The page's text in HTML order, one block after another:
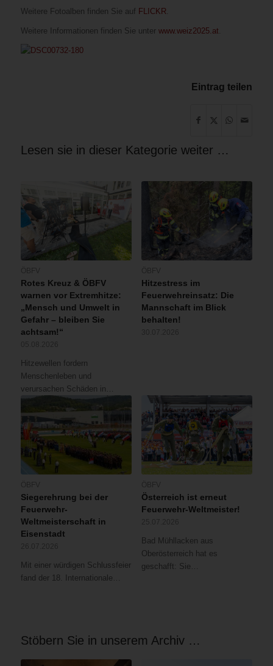
Weitere Fotoalben finden Sie auf FLICKR.
Weitere Informationen finden Sie unter www.weiz2025.at.
Eintrag teilen
Lesen sie in dieser Kategorie weiter …
Rotes Kreuz & ÖBFV
warnen vor Extremhitze:
„Mensch und Umwelt in
Gefahr – bleiben Sie
achtsam!“
Hitzewellen fordern
Menschenleben und
verursachen Schäden in…
Hitzestress im
Feuerwehreinsatz: Die
Mannschaft im Blick
behalten!
Siegerehrung bei der
Feuerwehr-
Weltmeisterschaft in
Eisenstadt
Mit einer würdigen Schlussfeier
fand der 18. Internationale…
Österreich ist erneut
Feuerwehr-Weltmeister!
Bad Mühllacken aus
Oberösterreich hat es
geschafft: Sie…
Stöbern Sie in unserem Archiv …